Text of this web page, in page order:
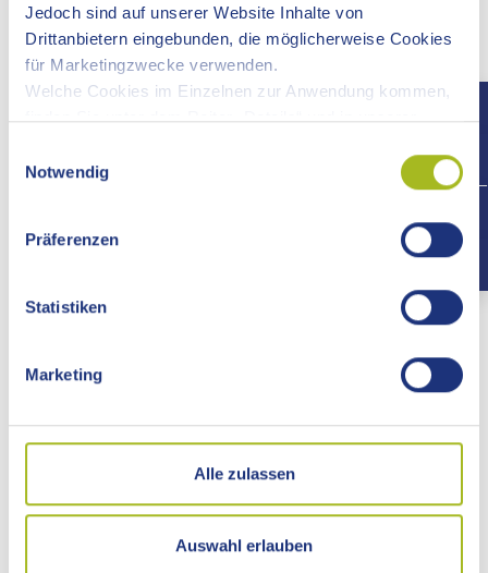
Jedoch sind auf unserer Website Inhalte von
Drittanbietern eingebunden, die möglicherweise Cookies
für Marketingzwecke verwenden.
Welche Cookies im Einzelnen zur Anwendung kommen,
finden Sie unter dem Reiter „Details“ und in unserer
Notwendig
Präferenzen
Statistiken
Marketing
Alle zulassen
Auswahl erlauben
Bei einer Pflege von 860 Metern Hecke, entsprechend
4.500 Quadratmeter, wurden über 230 Kubikmeter
Hackschnitzel mit einem Wärmegehalt von 170 MWh
erzeugt.